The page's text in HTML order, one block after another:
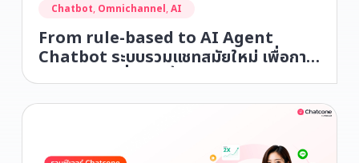
Chatbot, Omnichannel,AI
From rule-based to AI Agent
Chatbot ระบบรวมแชทสมัยใหม่ เพื่อการ
บริการลูกค้าที่เหนือชั้น